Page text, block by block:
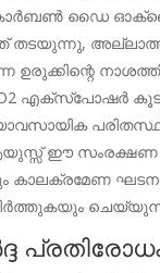
കാർബൺ ഡൈ
തടയുന്നു,
ഉരുക്കിന്റെ
എക്സ്പോഷർ
ഈ സംരക്ഷണ
കാലക്രമേണ